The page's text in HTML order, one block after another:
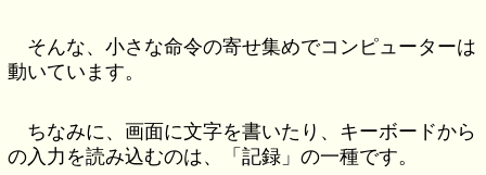
そんな、小さな命令の寄せ集めでコンピューターは
動いています。
ちなみに、画面に文字を書いたり、キーボードから
の入力を読み込むのは、「記録」の一種です。